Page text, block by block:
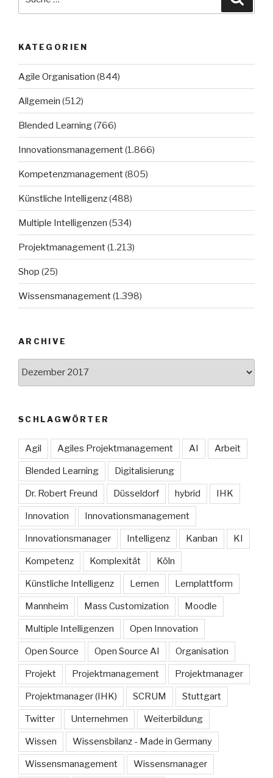
KATEGORIEN
Agile Organisation (844)
Allgemein (512)
Blended Learning(766)
Innovationsmanagement(1.866)
Kompetenzmanagement(805)
Künstliche Intelligenz(488)
Multiple Intelligenzen (534)
Projektmanagement(1.213)
Shop (25)
Wissensmanagement(1.398)
ARCHIVE
SCHLAGWÖRTER
Agil Agiles Projektmanagement AI Arbeit
Blended Learning Digitalisierung
Dr. Robert Freund Düsseldorf hybrid IHK
Innovation Innovationsmanagement
Innovationsmanager Intelligenz Kanban KI
Kompetenz Komplexität Köln
Künstliche Intelligenz Lernen Lernplattform
Mannheim Mass Customization Moodle
Multiple Intelligenzen Open Innovation
Open Source Open Source AI Organisation
Projekt Projektmanagement Projektmanager
Projektmanager (IHK) SCRUM Stuttgart
Twitter Unternehmen Weiterbildung
Wissen Wissensbilanz - Made in Germany
Wissensmanagement Wissensmanager